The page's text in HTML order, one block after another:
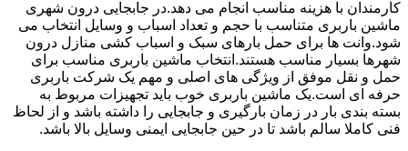
کارمندان با هزینه مناسب انجام می دهد.در جابجایی درون شهری
ماشین باربری متناسب با حجم و تعداد اسباب و وسایل انتخاب می
شود.وانت ها برای حمل بارهای سبک و اسباب کشی منازل درون
شهرها بسیار مناسب هستند.انتخاب ماشین باربری مناسب برای
حمل و نقل موفق از ویژگی های اصلی و مهم یک شرکت باربری
حرفه ای است.یک ماشین باربری خوب باید تجهیزات مربوط به
بسته بندی بار در زمان بارگیری و جابجایی را داشته باشد و از لحاظ
فنی کاملا سالم باشد تا در حین جابجایی ایمنی وسایل بالا باشد.